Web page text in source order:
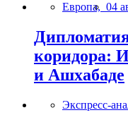
Европа, 04
коридора:
и Ашхабаде
Экспресс-